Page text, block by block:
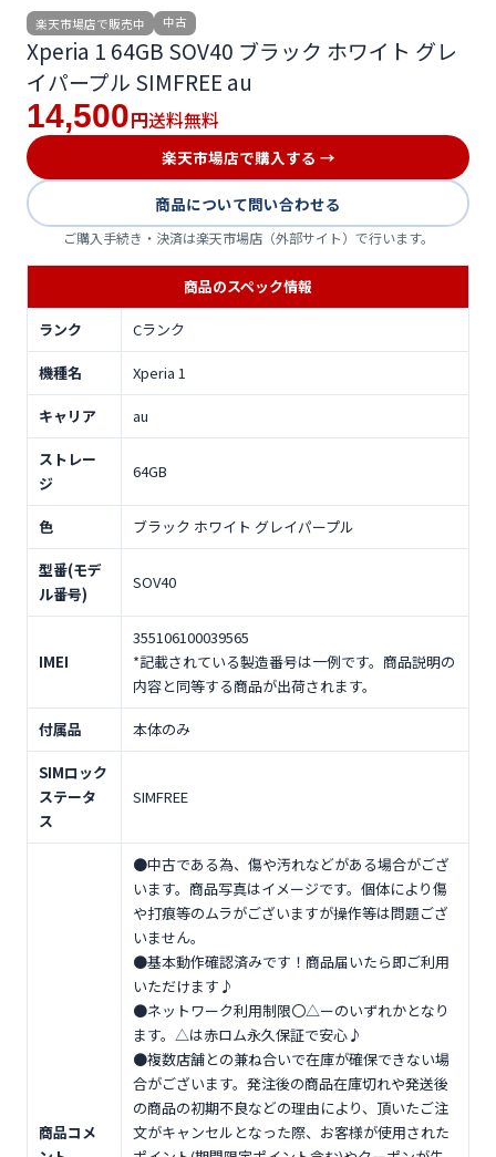
楽天市場店で販売中 中古
Xperia 1 64GB SOV40 ブラック ホワイト グレ
イパープル SIMFREE au
14,500 円送料無料
楽天市場店で購入する →
商品について問い合わせる
ご購入手続き・決済は楽天市場店（外部サイト）で行います。
商品のスペック情報
ランク Cランク
機種名 Xperia 1
キャリア au
ストレー
ジ
64GB
色 ブラック ホワイト グレイパープル
型番(モデ
ル番号)
SOV40
IMEI
355106100039565
*記載されている製造番号は一例です。商品説明の
内容と同等する商品が出荷されます。
付属品 本体のみ
SIMロック
ステータ
ス
SIMFREE
商品コメ
●中古である為、傷や汚れなどがある場合がござ
います。商品写真はイメージです。個体により傷
や打痕等のムラがございますが操作等は問題ござ
いません。
●基本動作確認済みです！商品届いたら即ご利用
いただけます♪
●ネットワーク利用制限〇△ーのいずれかとなり
ます。△は赤ロム永久保証で安心♪
●複数店舗との兼ね合いで在庫が確保できない場
合がございます。発注後の商品在庫切れや発送後
の商品の初期不良などの理由により、頂いたご注
文がキャンセルとなった際、お客様が使用された